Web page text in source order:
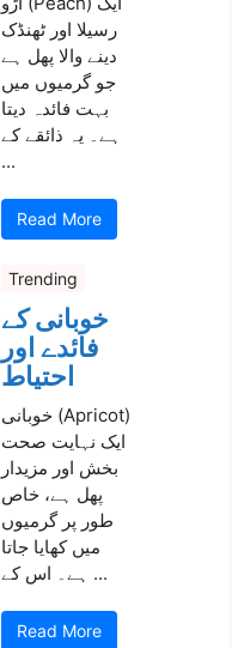
رسیلا اور ٹھنڈک
دینے والا پھل ہے
جو گرمیوں میں
بہت فائدہ دیتا
ہے۔ یہ ذائقے کے
...
Read More
Trending
خوبانی کے
فائدے اور
احتیاط
خوبانی (Apricot)
ایک نہایت صحت
بخش اور مزیدار
پھل ہے، خاص
طور پر گرمیوں
میں کھایا جاتا
ہے۔ اس کے ...
Read More